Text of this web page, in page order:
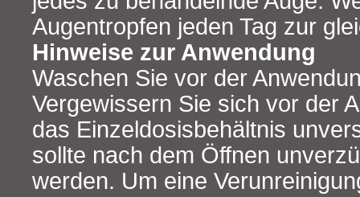
Augentropfen jeden Tag zur
Hinweise zur Anwendung
Waschen Sie vor der
Vergewissern Sie sich vor der
das Einzeldosisbehältnis
sollte nach dem Öffnen
werden. Um eine